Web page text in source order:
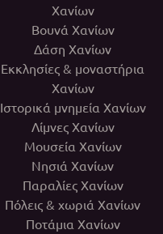
Χανίων
Βουνά Χανίων
Δάση Χανίων
Εκκλησίες & μοναστήρια
Χανίων
Ιστορικά μνημεία Χανίων
Λίμνες Χανίων
Μουσεία Χανίων
Νησιά Χανίων
Παραλίες Χανίων
Πόλεις & χωριά Χανίων
Ποτάμια Χανίων